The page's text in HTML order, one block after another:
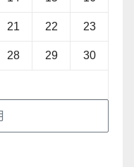
21 22 23
28 29 30